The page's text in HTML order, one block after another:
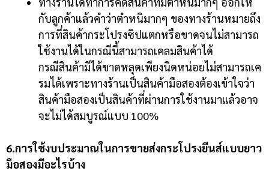
กับลูกค้าแล้วคำว่าตำหนิมากๆ ของทางร้านหมายถึง
การที่สินค้ากระโปรงซิปแตกหรือขาดจนไม่สามารถ
ใช้งานได้ในกรณีนี้สามารถเคลมสินค้าได้
กรณีสินค้ามีได้ขาดหลุดเพียงนิดหน่อยไม่สามารถเค
รมได้เพราะทางร้านเป็นสินค้ามือสองต้องเข้าใจว่า
สินค้ามือสองเป็นสินค้าที่ผ่านการใช้งานมาแล้วอาจ
จะไม่ได้สมบูรณ์แบบ 100%
6.การใช้งบประมาณในการขายส่งกระโปรงยีนส์แบบยาว
มือสองมีอะไรบ้าง